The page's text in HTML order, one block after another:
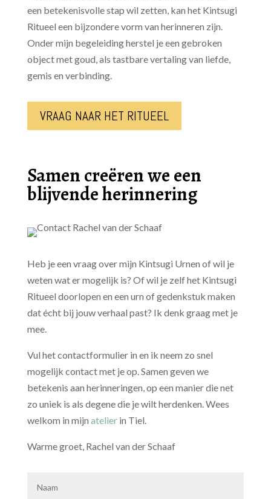
een betekenisvolle stap wil zetten, kan het Kintsugi
Ritueel een bijzondere vorm van herinneren zijn.
Onder mijn begeleiding herstel je een gebroken
object met goud, als tastbare vertaling van liefde,
gemis en verbinding.
VRAAG NAAR HET RITUEEL
Samen creëren we een
blijvende herinnering
Heb je een vraag over mijn Kintsugi Urnen of wil je
weten wat er mogelijk is? Of wil je zelf het Kintsugi
Ritueel doorlopen en een urn of gedenkstuk maken
dat écht bij jouw verhaal past? Ik denk graag met je
mee.
Vul het contactformulier in en ik neem zo snel
mogelijk contact met je op. Samen geven we
betekenis aan herinneringen, op een manier die net
zo uniek is als degene die je wilt herdenken. Wees
welkom in mijn atelierin Tiel.
Warme groet, Rachel van der Schaaf